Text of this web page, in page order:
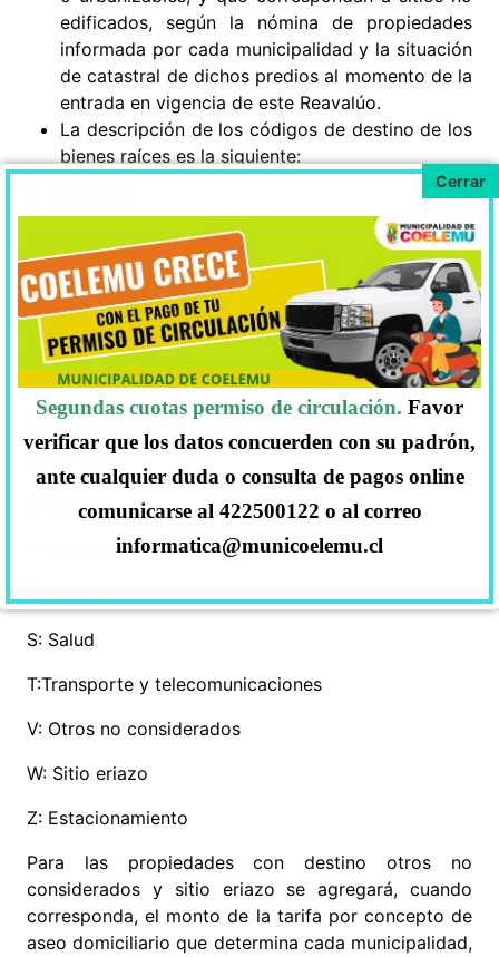
edificados, según la nómina de propiedades
informada por cada municipalidad y la situación
de catastral de dichos predios al momento de la
entrada en vigencia de este Reavalúo.
La descripción de los códigos de destino de los
bienes raíces es la siguiente:
D: Deporte y Recreación
E: Educación y Cultura
G: Hotel , Motel
I: Industria
L: Bodega y Almacenaje
O: Oficina
P: Administración pública y defensa
Q: Culto
S: Salud
T:Transporte y telecomunicaciones
V: Otros no considerados
W: Sitio eriazo
Z: Estacionamiento
Para las propiedades con destino otros no
considerados y sitio eriazo se agregará, cuando
corresponda, el monto de la tarifa por concepto de
aseo domiciliario que determina cada municipalidad,
Segundas cuotas permiso de circulación. Favor
verificar que los datos concuerden con su padrón,
ante cualquier duda o consulta de pagos online
comunicarse al 422500122 o al correo
informatica@municoelemu.cl